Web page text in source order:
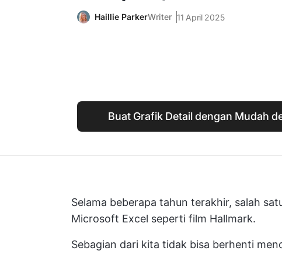
Haillie ParkerWriter 11 April 2025
Buat Grafik Detail dengan Mudah
Selama beberapa tahun terakhir, salah
Microsoft Excel seperti film Hallmark.
Sebagian dari kita tidak bisa berhenti